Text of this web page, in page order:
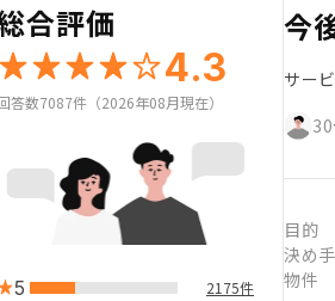
合評価
4.3
答数7087件（2026年08月現在）
5 2175件
今
サー
目的
決め手
物件